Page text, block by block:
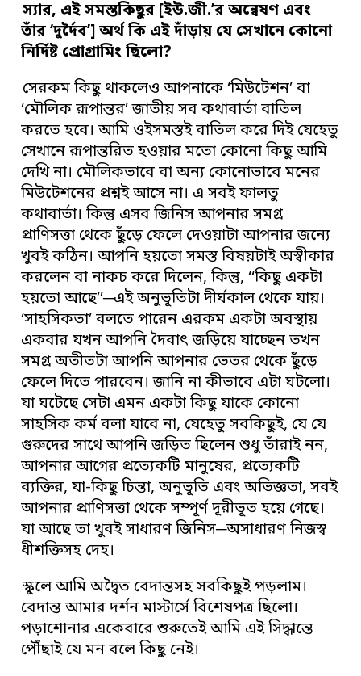
স্যার, এই সমস্তকিছুর [ইউ.জী.’র অন্বেষণ এবং
তাঁর‘দুর্দৈব’]অর্থ কি এই দাঁড়ায় যে সেখানে কোনো
নির্দিষ্ট প্রোগ্রামিং ছিলো?
সেরকম কিছু থাকলেও আপনাকে ‘মিউটেশন’ বা
‘মৌলিক রূপান্তর’ জাতীয় সব কথাবার্তা বাতিল
করতে হবে। আমি ওইসমস্তই বাতিল করে দিই যেহেতু
সেখানে রূপান্তরিত হওয়ার মতো কোনো কিছু আমি
দেখি না। মৌলিকভাবে বা অন্য কোনোভাবে মনের
মিউটেশনের প্রশ্নই আসে না। এ সবই ফালতু
কথাবার্তা। কিন্তু এসব জিনিস আপনার সমগ্র
প্রাণিসত্তা থেকে ছুঁড়ে ফেলে দেওয়াটা আপনার জন্যে
খুবই কঠিন। আপনি হয়তো সমস্ত বিষয়টাই অস্বীকার
করলেন বা নাকচ করে দিলেন, কিন্তু, ‘‘কিছু একটা
হয়তো আছে’’─এই অনুভূতিটা দীর্ঘকাল থেকে যায়।
‘সাহসিকতা’ বলতে পারেন এরকম একটা অবস্থায়
একবার যখন আপনি দৈবাৎ জড়িয়ে যাচ্ছেন তখন
সমগ্র অতীতটা আপনি আপনার ভেতর থেকে ছুঁড়ে
ফেলে দিতে পারবেন। জানি না কীভাবে এটা ঘটলো।
যা ঘটেছে সেটা এমন একটা কিছু যাকে কোনো
সাহসিক কর্ম বলা যাবে না, যেহেতু সবকিছুই, যে যে
গুরুদের সাথে আপনি জড়িত ছিলেন শুধু তাঁরাই নন,
আপনার আগের প্রত্যেকটি মানুষের, প্রত্যেকটি
ব্যক্তির, যা-কিছু চিন্তা, অনুভূতি এবং অভিজ্ঞতা, সবই
আপনার প্রাণিসত্তা থেকে সম্পূর্ণ দূরীভূত হয়ে গেছে।
যা আছে তা খুবই সাধারণ জিনিস─অসাধারণ নিজস্ব
ধীশক্তিসহ দেহ।
স্কুলে আমি অদ্বৈত বেদান্তসহ সবকিছুই পড়লাম।
বেদান্ত আমার দর্শন মাস্টার্সে বিশেষপত্র ছিলো।
পড়াশোনার একেবারে শুরুতেই আমি এই সিদ্ধান্তে
পৌঁছাই যে মন বলে কিছু নেই।